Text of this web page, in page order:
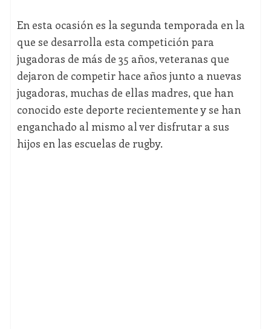
En esta ocasión es la segunda temporada en la
que se desarrolla esta competición para
jugadoras de más de 35 años, veteranas que
dejaron de competir hace años junto a nuevas
jugadoras, muchas de ellas madres, que han
conocido este deporte recientemente y se han
enganchado al mismo al ver disfrutar a sus
hijos en las escuelas de rugby.